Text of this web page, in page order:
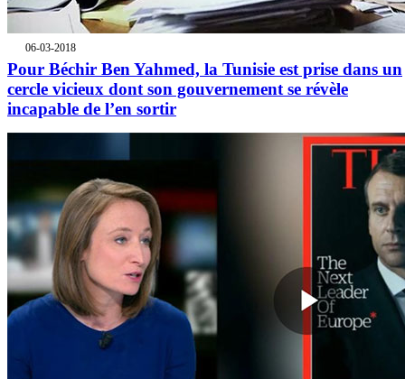
06-03-2018
Pour Béchir Ben Yahmed, la Tunisie est prise dans un
cercle vicieux dont son gouvernement se révèle
incapable de l’en sortir